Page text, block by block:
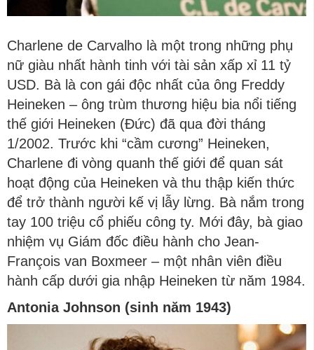
Charlene de Carvalho là một trong những phụ
nữ giàu nhất hành tinh với tài sản xấp xỉ 11 tỷ
USD. Bà là con gái độc nhất của ông Freddy
Heineken – ông trùm thương hiệu bia nổi tiếng
thế giới Heineken (Đức) đã qua đời tháng
1/2002. Trước khi “cầm cương” Heineken,
Charlene đi vòng quanh thế giới để quan sát
hoạt động của Heineken và thu thập kiến thức
để trở thành người kế vị lẫy lừng. Bà nắm trong
tay 100 triệu cổ phiếu công ty. Mới đây, bà giao
nhiệm vụ Giám đốc điều hành cho Jean-
François van Boxmeer – một nhân viên điều
hành cấp dưới gia nhập Heineken từ năm 1984.
Antonia Johnson (sinh năm 1943)